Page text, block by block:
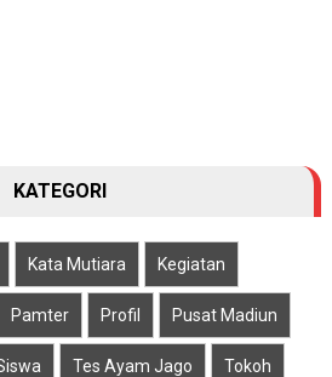
KATEGORI
Kata Mutiara Kegiatan
Pamter Profil Pusat Madiun
Tes Ayam Jago Tokoh